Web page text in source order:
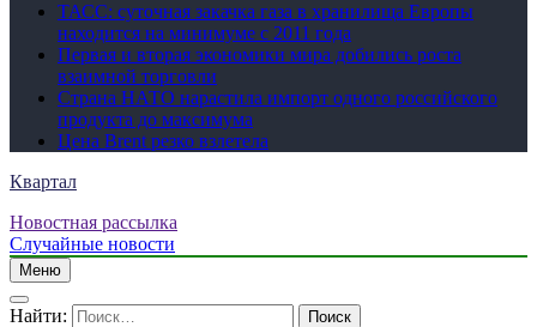
ТАСС: суточная закачка газа в хранилища Европы
находится на минимуме с 2011 года
Первая и вторая экономики мира добились роста
взаимной торговли
Страна НАТО нарастила импорт одного российского
продукта до максимума
Цена Brent резко взлетела
Квартал
Новостная рассылка
Случайные новости
Меню
Найти: